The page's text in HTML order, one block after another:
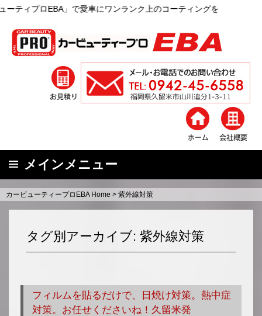
ンク上のコーティングを
メインメニュー
コカービューティープロEBA Home > 紫外線対策
タグ別アーカイブ: 紫外線対策
フィルムを貼るだけで、日焼け対策。熱中症
対策。お任せくださいね！久留米発